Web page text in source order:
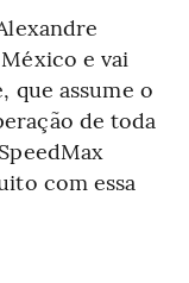
e vai
que assume o
de toda
com essa